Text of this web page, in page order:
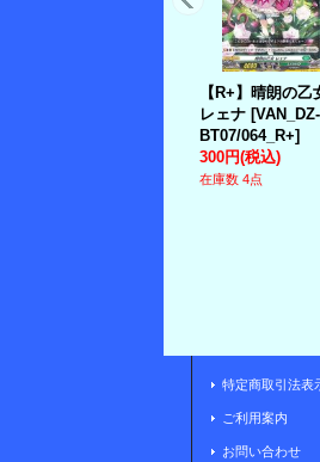
【R+】晴朗の乙
レェナ [VAN_DZ-
BT07/064_R+]
300円(税込)
在庫数 4点
特定商取引法表
ご利用案内
お問い合わせ